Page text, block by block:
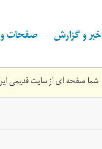
خبر و گزارش صفحات
شما صفحه ای از سایت قدیمی